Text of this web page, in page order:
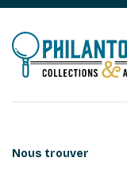
Nous trouver